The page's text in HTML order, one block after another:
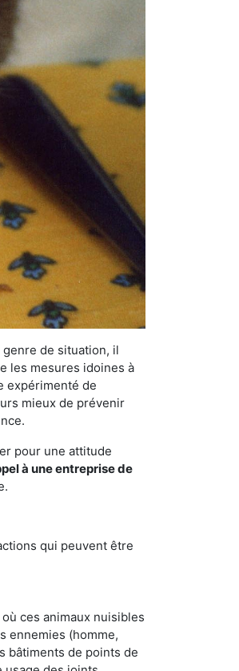
de situation, il
les mesures idoines à
expérimenté de
mieux de prévenir
pour une attitude
à une entreprise de
qui peuvent être
ces animaux nuisibles
ennemies (homme,
bâtiments de points de